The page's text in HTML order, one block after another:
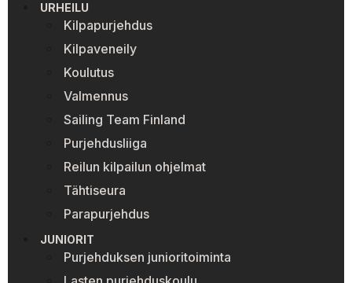
URHEILU
Kilpapurjehdus
Kilpaveneily
Koulutus
Valmennus
Sailing Team Finland
Purjehdusliiga
Reilun kilpailun ohjelmat
Tähtiseura
Parapurjehdus
JUNIORIT
Purjehduksen junioritoiminta